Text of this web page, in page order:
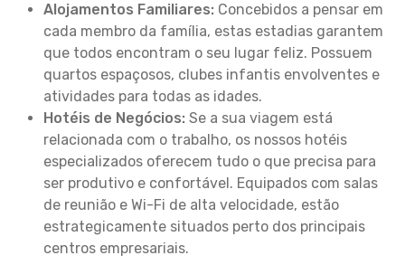
Alojamentos Familiares: Concebidos a pensar em
cada membro da família, estas estadias garantem
que todos encontram o seu lugar feliz. Possuem
quartos espaçosos, clubes infantis envolventes e
atividades para todas as idades.
Hotéis de Negócios: Se a sua viagem está
relacionada com o trabalho, os nossos hotéis
especializados oferecem tudo o que precisa para
ser produtivo e confortável. Equipados com salas
de reunião e Wi-Fi de alta velocidade, estão
estrategicamente situados perto dos principais
centros empresariais.